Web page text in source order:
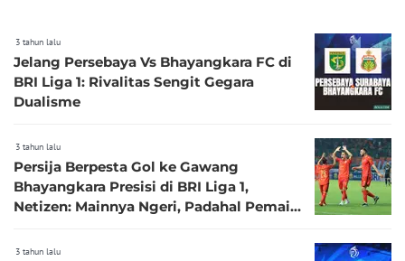
3 tahun lalu
Jelang Persebaya Vs Bhayangkara FC di
BRI Liga 1: Rivalitas Sengit Gegara
Dualisme
3 tahun lalu
Persija Berpesta Gol ke Gawang
Bhayangkara Presisi di BRI Liga 1,
Netizen: Mainnya Ngeri, Padahal Pemain
3 tahun lalu